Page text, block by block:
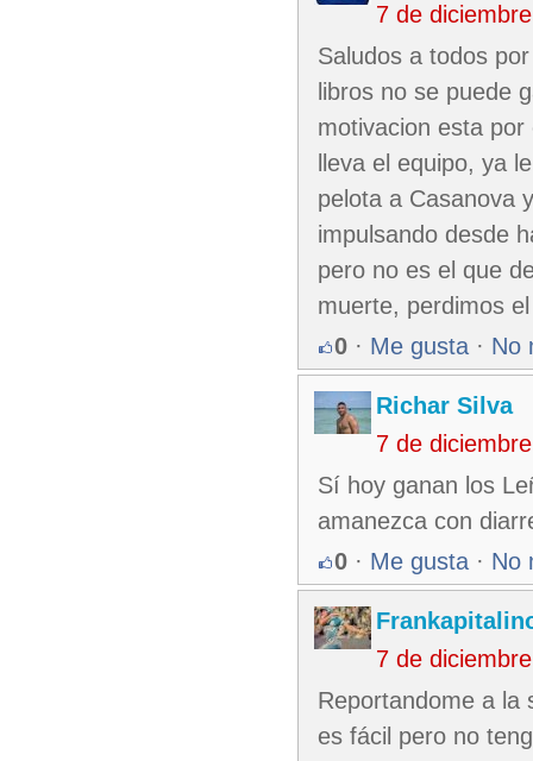
7 de
Saludos a todos
libros no se puede
motivacion esta
lleva el equipo, ya
pelota a Casanova
impulsando desde
pero no es el que
muerte, perdimos
0 · Me gusta · No
Richar Silva
7 de
Sí hoy ganan los
amanezca con
0 · Me gusta · No
7 de
Reportandome a la
es fácil pero no